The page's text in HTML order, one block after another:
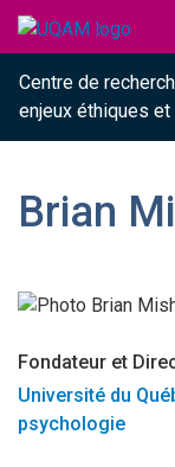
Raccourci vers le
Raccourci vers le
Raccourci vers la
Skip to main content
Skip to main menu
Skip to search
Centre de
enjeux éthiques
Brian
Fondateur et
Université du
psychologie